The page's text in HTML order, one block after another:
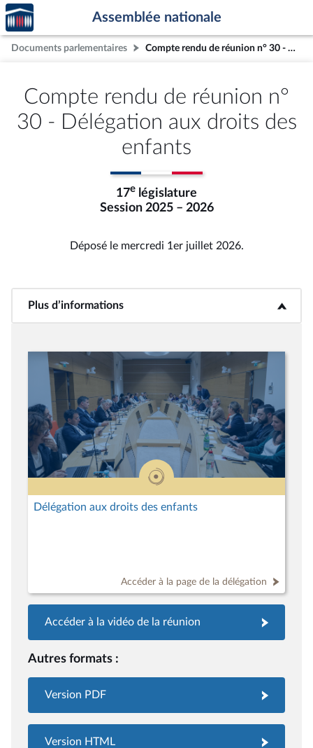
Aller au contenu
Aller en bas de la page
Accèder
à la
page
d'accueil
Assemblée nationale
Documents parlementaires Compte rendu de réunion n° 30 - Délégation aux droits des enfants
Compte rendu de réunion n°
30 - Délégation aux droits des
enfants
17e législature
Session 2025 – 2026
Déposé le mercredi 1er juillet 2026.
Plus d’informations<b>Plus d’informations</b>
Délégation aux droits des enfants
Accéder à la page de la délégation
Accéder à la vidéo de la réunion
Autres formats :
Version PDF
Version HTML